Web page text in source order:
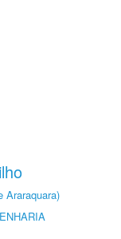
Araraquara)